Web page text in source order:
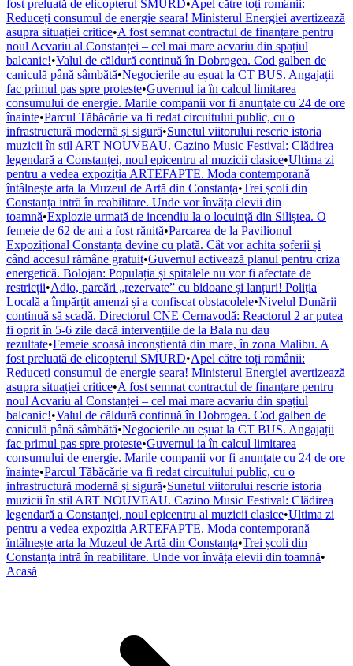
fost preluată de elicopterul SMURD•Apel către toți românii:
Reduceți consumul de energie seara! Ministerul Energiei avertizează
asupra situației critice•A fost semnat contractul de finanțare pentru
noul Acvariu al Constanței – cel mai mare acvariu din spațiul
balcanic!•Valul de căldură continuă în Dobrogea. Cod galben de
caniculă până sâmbătă•Negocierile au eșuat la CT BUS. Angajații
fac primul pas spre proteste•Guvernul ia în calcul limitarea
consumului de energie. Marile companii vor fi anunțate cu 24 de ore
înainte•Parcul Tăbăcărie va fi redat circuitului public, cu o
infrastructură modernă și sigură•Sunetul viitorului rescrie istoria
muzicii în stil ART NOUVEAU. Cazino Music Festival: Clădirea
legendară a Constanței, noul epicentru al muzicii clasice•Ultima zi
pentru a vedea expoziția ARTEFAPTE. Moda contemporană
întâlnește arta la Muzeul de Artă din Constanța•Trei școli din
Constanța intră în reabilitare. Unde vor învăța elevii din
toamnă•Explozie urmată de incendiu la o locuință din Siliștea. O
femeie de 62 de ani a fost rănită•Parcarea de la Pavilionul
Expozițional Constanța devine cu plată. Cât vor achita șoferii și
când accesul rămâne gratuit•Guvernul activează planul pentru criza
energetică. Bolojan: Populația și spitalele nu vor fi afectate de
restricții•Adio, parcări „rezervate” cu bidoane și lanțuri! Poliția
Locală a împărțit amenzi și a confiscat obstacolele•Nivelul Dunării
continuă să scadă. Directorul CNE Cernavodă: Reactorul 2 ar putea
fi oprit în 5-6 zile dacă intervențiile de la Bala nu dau
rezultate•Femeie scoasă inconștientă din mare, în zona Malibu. A
fost preluată de elicopterul SMURD•Apel către toți românii:
Reduceți consumul de energie seara! Ministerul Energiei avertizează
asupra situației critice•A fost semnat contractul de finanțare pentru
noul Acvariu al Constanței – cel mai mare acvariu din spațiul
balcanic!•Valul de căldură continuă în Dobrogea. Cod galben de
caniculă până sâmbătă•Negocierile au eșuat la CT BUS. Angajații
fac primul pas spre proteste•Guvernul ia în calcul limitarea
consumului de energie. Marile companii vor fi anunțate cu 24 de ore
înainte•Parcul Tăbăcărie va fi redat circuitului public, cu o
infrastructură modernă și sigură•Sunetul viitorului rescrie istoria
muzicii în stil ART NOUVEAU. Cazino Music Festival: Clădirea
legendară a Constanței, noul epicentru al muzicii clasice•Ultima zi
pentru a vedea expoziția ARTEFAPTE. Moda contemporană
întâlnește arta la Muzeul de Artă din Constanța•Trei școli din
Constanța intră în reabilitare. Unde vor învăța elevii din toamnă•
Acasă